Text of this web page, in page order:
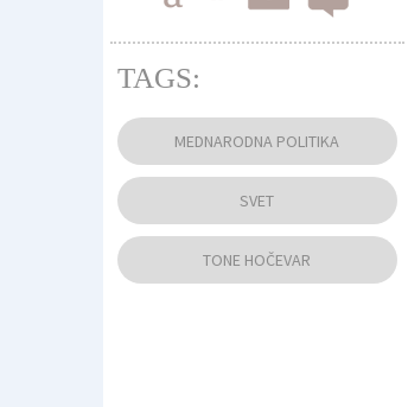
TAGS:
MEDNARODNA POLITIKA
SVET
TONE HOČEVAR